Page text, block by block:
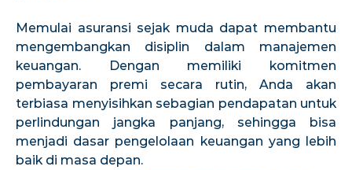
Memulai asuransi sejak muda dapat membantu
mengembangkan disiplin dalam manajemen
keuangan. Dengan memiliki komitmen
pembayaran premi secara rutin, Anda akan
terbiasa menyisihkan sebagian pendapatan untuk
perlindungan jangka panjang, sehingga bisa
menjadi dasar pengelolaan keuangan yang lebih
baik di masa depan.